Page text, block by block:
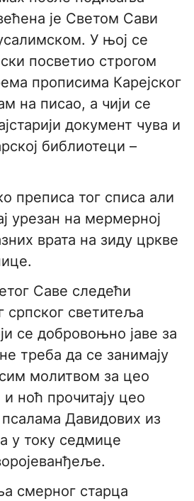
је Светом Сави
У њој се
посветио строгом
прописима Карејског
на писао, а чији се
документ чува и
библиотеци –
преписа тог списа али
урезан на мермерној
врата на зиду цркве
Саве следећи
српског светитеља
се добровоњно јаве за
треба да се занимају
молитвом за цео
ноћ прочитају цео
Давидових из
у току седмице
смерног старца